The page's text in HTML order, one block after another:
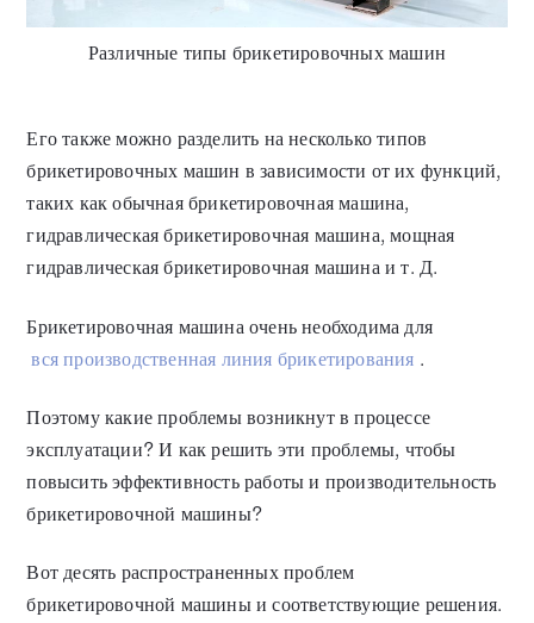
Различные типы брикетировочных машин
Его также можно разделить на несколько типов
брикетировочных машин в зависимости от их функций,
таких как обычная брикетировочная машина,
гидравлическая брикетировочная машина, мощная
гидравлическая брикетировочная машина и т. Д.
Брикетировочная машина очень необходима для
вся производственная линия брикетирования .
Поэтому какие проблемы возникнут в процессе
эксплуатации? И как решить эти проблемы, чтобы
повысить эффективность работы и производительность
брикетировочной машины?
Вот десять распространенных проблем
брикетировочной машины и соответствующие решения.